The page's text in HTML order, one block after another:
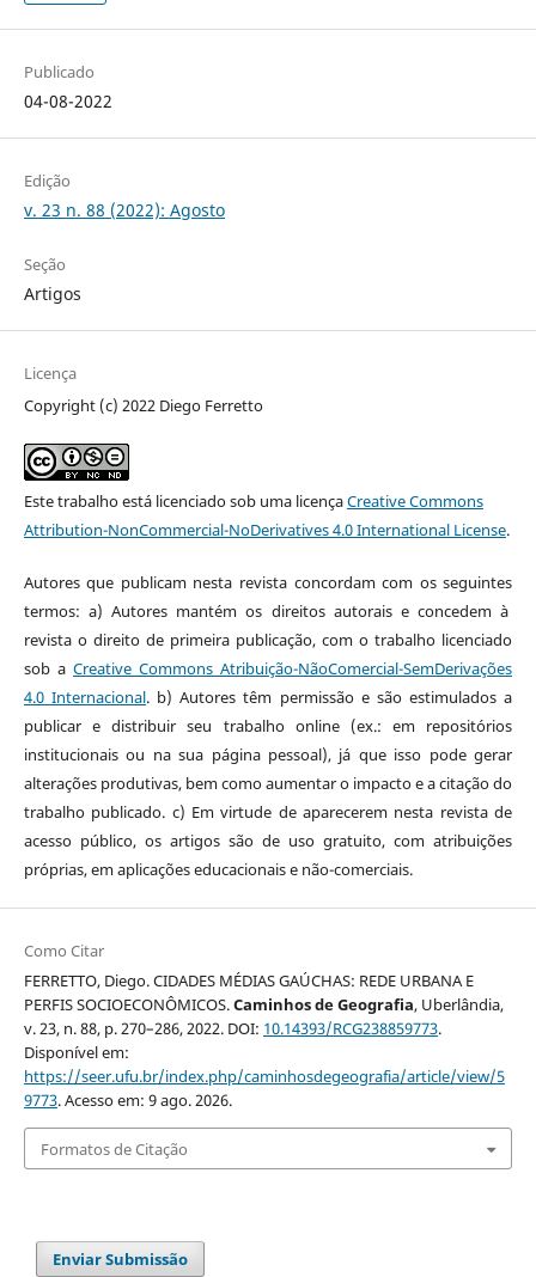
Publicado
04-08-2022
Edição
v. 23 n. 88 (2022): Agosto
Seção
Artigos
Licença
Copyright (c) 2022 Diego Ferretto
Este trabalho está licenciado sob uma licençaCreative Commons
Attribution-NonCommercial-NoDerivatives 4.0 International License.
Autores que publicam nesta revista concordam com os seguintes
termos: a) Autores mantém os direitos autorais e concedem à
revista o direito de primeira publicação, com o trabalho licenciado
sob a Creative Commons Atribuição-NãoComercial-SemDerivações
4.0 Internacional. b) Autores têm permissão e são estimulados a
publicar e distribuir seu trabalho online (ex.: em repositórios
institucionais ou na sua página pessoal), já que isso pode gerar
alterações produtivas, bem como aumentar o impacto e a citação do
trabalho publicado. c) Em virtude de aparecerem nesta revista de
acesso público, os artigos são de uso gratuito, com atribuições
próprias, em aplicações educacionais e não-comerciais.
Como Citar
FERRETTO, Diego. CIDADES MÉDIAS GAÚCHAS: REDE URBANA E
PERFIS SOCIOECONÔMICOS.Caminhos de Geografia, Uberlândia,
v. 23, n. 88, p. 270–286, 2022. DOI: 10.14393/RCG238859773.
Disponível em:
https://seer.ufu.br/index.php/caminhosdegeografia/article/view/5
9773. Acesso em: 9 ago. 2026.
Formatos de Citação
Enviar Submissão